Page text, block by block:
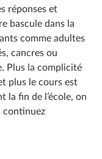
réponses et
bascule dans la
comme adultes
cancres ou
Plus la complicité
plus le cours est
la fin de l’école, on
continuez